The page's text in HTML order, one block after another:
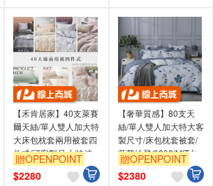
【禾肯居家】40支萊賽
爾天絲/單人雙人加大特
大床包枕套兩用被套四
件式/可客製尺寸/快速
出貨/台灣製造/親膚透
氣/多款花色
贈OPENPOINT
$2280
【奢華質感】80支天
絲/單人雙人加大特大客
製尺寸/床包枕套被套/
藍英紛飛/0802/MIT台
灣製
贈OPENPOINT
$2380